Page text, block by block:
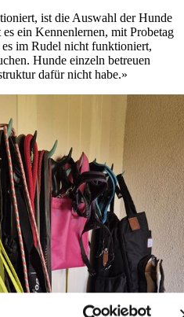
ist die Auswahl der Hunde
ein Kennenlernen, mit Probetag
im Rudel nicht funktioniert,
Hunde einzeln betreuen
dafür nicht habe.»